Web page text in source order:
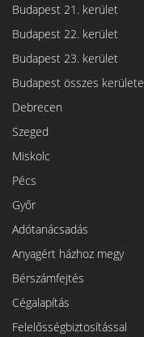
Budapest 21. kerület
Budapest 22. kerület
Budapest 23. kerület
Budapest összes kerülete
Debrecen
Szeged
Miskolc
Pécs
Győr
Adótanácsadás
Anyagért házhoz megy
Bérszámfejtés
Cégalapítás
Felelősségbiztosítással